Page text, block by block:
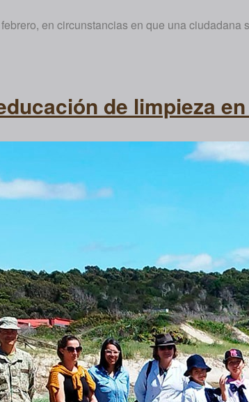
en circunstancias en que una
de limpieza